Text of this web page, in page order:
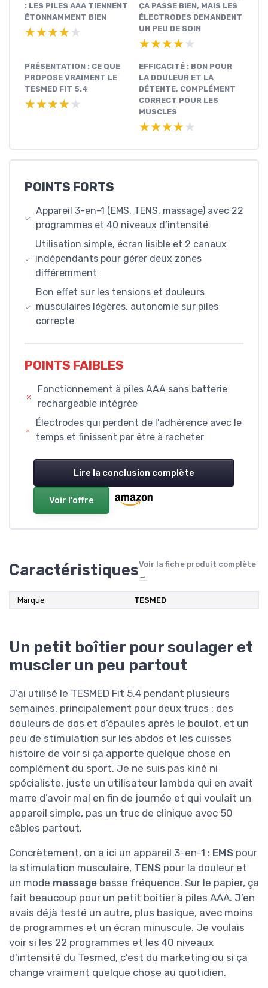
: LES PILES AAA TIENNENT
ÉTONNAMMENT BIEN
★★★★★
★★★★★
ÇA PASSE BIEN, MAIS LES
ÉLECTRODES DEMANDENT
UN PEU DE SOIN
★★★★★
★★★★★
PRÉSENTATION : CE QUE
PROPOSE VRAIMENT LE
TESMED FIT 5.4
★★★★★
★★★★★
EFFICACITÉ : BON POUR
LA DOULEUR ET LA
DÉTENTE, COMPLÉMENT
CORRECT POUR LES
MUSCLES
★★★★★
★★★★★
POINTS FORTS
Appareil 3-en-1 (EMS, TENS, massage) avec 22
programmes et 40 niveaux d’intensité
Utilisation simple, écran lisible et 2 canaux
indépendants pour gérer deux zones
différemment
Bon effet sur les tensions et douleurs
musculaires légères, autonomie sur piles
correcte
POINTS FAIBLES
Fonctionnement à piles AAA sans batterie
rechargeable intégrée
Électrodes qui perdent de l’adhérence avec le
temps et finissent par être à racheter
Lire la conclusion complète
Voir l'offre
CaractéristiquesVoir la fiche produit complète
→
Marque ‎TESMED
Un petit boîtier pour soulager et
muscler un peu partout
J’ai utilisé le TESMED Fit 5.4 pendant plusieurs
semaines, principalement pour deux trucs : des
douleurs de dos et d’épaules après le boulot, et un
peu de stimulation sur les abdos et les cuisses
histoire de voir si ça apporte quelque chose en
complément du sport. Je ne suis pas kiné ni
spécialiste, juste un utilisateur lambda qui en avait
marre d’avoir mal en fin de journée et qui voulait un
appareil simple, pas un truc de clinique avec 50
câbles partout.
Concrètement, on a ici un appareil 3-en-1 : EMS pour
la stimulation musculaire, TENS pour la douleur et
un mode massage basse fréquence. Sur le papier, ça
fait beaucoup pour un petit boîtier à piles AAA. J’en
avais déjà testé un autre, plus basique, avec moins
de programmes et un écran minuscule. Je voulais
voir si les 22 programmes et les 40 niveaux
d’intensité du Tesmed, c’est du marketing ou si ça
change vraiment quelque chose au quotidien.